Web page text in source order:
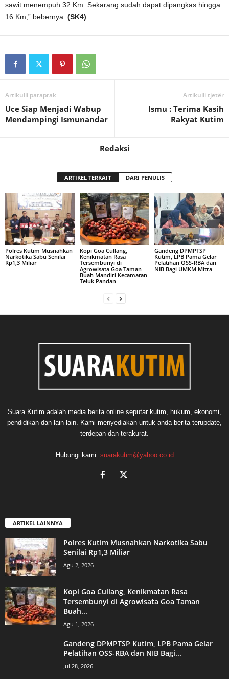
sawit menempuh 32 Km. Sekarang sudah dapat dipangkas hingga
16 Km,” bebernya. (SK4)
Artikulli paraprak
Uce Siap Menjadi Wabup
Mendampingi Ismunandar
Artikulli tjetër
Ismu : Terima Kasih
Rakyat Kutim
Redaksi
ARTIKEL TERKAIT DARI PENULIS
Polres Kutim Musnahkan
Narkotika Sabu Senilai
Rp1,3 Miliar
Kopi Goa Cullang,
Kenikmatan Rasa
Tersembunyi di
Agrowisata Goa Taman
Buah Mandiri Kecamatan
Teluk Pandan
Gandeng DPMPTSP
Kutim, LPB Pama Gelar
Pelatihan OSS-RBA dan
NIB Bagi UMKM Mitra
Suara Kutim adalah media berita online seputar kutim, hukum, ekonomi,
pendidikan dan lain-lain. Kami menyediakan untuk anda berita terupdate,
terdepan dan terakurat.
Hubungi kami: suarakutim@yahoo.co.id
ARTIKEL LAINNYA
Polres Kutim Musnahkan Narkotika Sabu
Senilai Rp1,3 Miliar
Agu 2, 2026
Kopi Goa Cullang, Kenikmatan Rasa
Tersembunyi di Agrowisata Goa Taman
Buah...
Agu 1, 2026
Gandeng DPMPTSP Kutim, LPB Pama Gelar
Pelatihan OSS-RBA dan NIB Bagi...
Jul 28, 2026